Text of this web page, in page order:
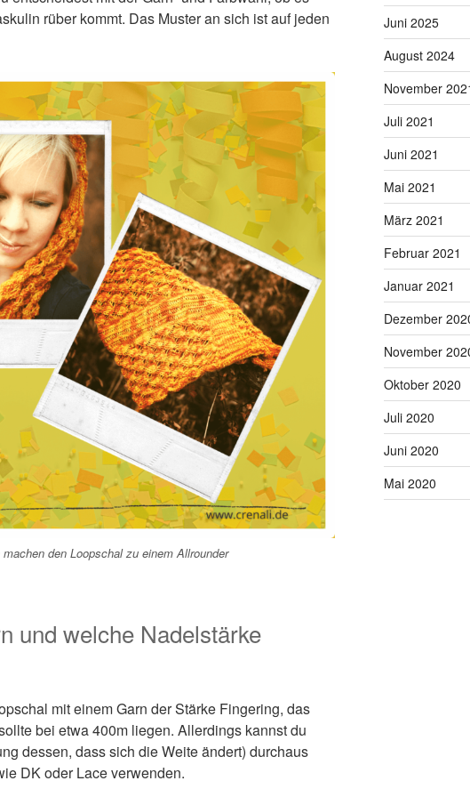
rüber kommt. Das Muster an sich ist auf jeden
den Loopschal zu einem Allrounder
und welche Nadelstärke
mit einem Garn der Stärke Fingering, das
bei etwa 400m liegen. Allerdings kannst du
dessen, dass sich die Weite ändert) durchaus
DK oder Lace verwenden.
Juni 2025
August 2024
November
Juli 2021
Juni 2021
Mai 2021
März 2021
Februar 2021
Januar 2021
Dezember
November
Oktober 2020
Juli 2020
Juni 2020
Mai 2020